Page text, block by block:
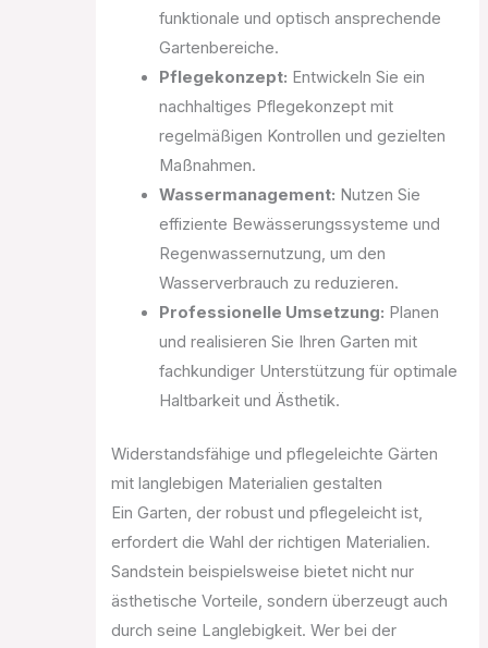
funktionale und optisch ansprechende
Gartenbereiche.
Pflegekonzept: Entwickeln Sie ein
nachhaltiges Pflegekonzept mit
regelmäßigen Kontrollen und gezielten
Maßnahmen.
Wassermanagement: Nutzen Sie
effiziente Bewässerungssysteme und
Regenwassernutzung, um den
Wasserverbrauch zu reduzieren.
Professionelle Umsetzung: Planen
und realisieren Sie Ihren Garten mit
fachkundiger Unterstützung für optimale
Haltbarkeit und Ästhetik.
Widerstandsfähige und pflegeleichte Gärten
mit langlebigen Materialien gestalten
Ein Garten, der robust und pflegeleicht ist,
erfordert die Wahl der richtigen Materialien.
Sandstein beispielsweise bietet nicht nur
ästhetische Vorteile, sondern überzeugt auch
durch seine Langlebigkeit. Wer bei der